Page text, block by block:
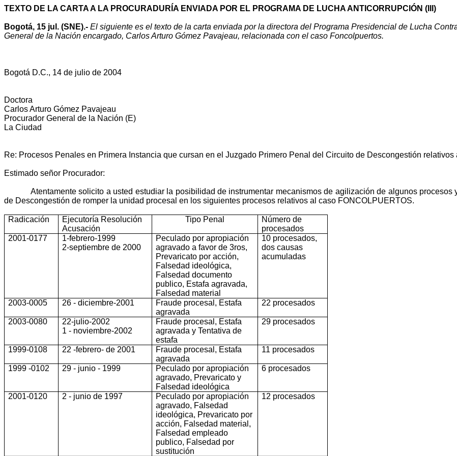
TEXTO DE LA CARTA A LA PROCURADURÍA ENVIADA POR EL PROGRAMA DE LUCHA ANTICORRUPCIÓN (III)
Bogotá, 15 jul. (SNE).- El siguiente es el texto de la carta enviada por la directora del Programa Presidencial de Lucha
General de la Nación encargado, Carlos Arturo Gómez Pavajeau, relacionada con el caso Foncolpuertos.
Bogotá D.C., 14 de julio de 2004
Doctora
Carlos Arturo Gómez Pavajeau
Procurador General de la Nación (E)
La Ciudad
Re: Procesos Penales en Primera Instancia que cursan en el Juzgado Primero Penal del Circuito de Descongestión
Estimado señor Procurador:
Atentamente solicito a usted estudiar la posibilidad de instrumentar mecanismos de agilización de algunos
de Descongestión de romper la unidad procesal en los siguientes procesos relativos al caso FONCOLPUERTOS.
Radicación
Ejecutoría Resolución
Acusación
Tipo Penal
Número de
procesados
2001-0177
1-febrero-1999
2-septiembre de 2000
Peculado por apropiación
agravado a favor de 3ros,
Prevaricato por acción,
Falsedad ideológica,
Falsedad documento
publico, Estafa agravada,
Falsedad material
10 procesados,
dos causas
acumuladas
2003-0005 26 - diciembre-2001
Fraude procesal, Estafa
agravada
22 procesados
2003-0080
22-julio-2002
1 - noviembre-2002
Fraude procesal, Estafa
agravada y Tentativa de
estafa
29 procesados
1999-0108 22 -febrero- de 2001
Fraude procesal, Estafa
agravada
11 procesados
1999 -0102 29 - junio - 1999
Peculado por apropiación
agravado, Prevaricato y
Falsedad ideológica
6 procesados
2001-0120 2 - junio de 1997
Peculado por apropiación
agravado, Falsedad
ideológica, Prevaricato por
acción, Falsedad material,
Falsedad empleado
publico, Falsedad por
sustitución
12 procesados